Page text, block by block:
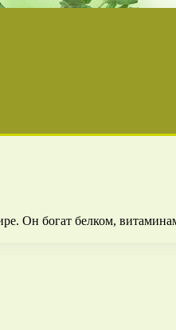
Он богат белком,